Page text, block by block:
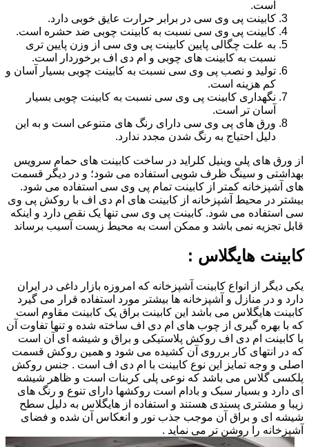
است.
کابینت پی وی سی در برابر حرارت عایق خوبی دارد.
کابینت پی وی سی نسبت به کابینت چوبی ضد حشره است.
به علت چگالی پایین کابینت پی وی سی از وزن پایین تری
نسبت به کابینت های چوبی و ام دی اف برخوردار است.
تولید و نصب پی وی سی نسبت به کابینت چوبی بسیار آسان و
کم هزینه است.
نگهداری کابینت پی وی سی نسبت به کابینت چوبی بسیار
آسان تر است.
ورق های پی وی سی دارای رنگ های متنوعی است و به این
دلیل احتیاج به رنگ شدن مجدد ندارد.
از ورق های پلی وینیل کلراید در ساخت کابینت های حمام سرویس
بهداشتی و سینگ ظرف شویی استفاده می شود؛ و در دیگر قسمت
های آشپزخانه کمتر از کابینت تمام پی وی سی استفاده می شود.
بیشتر در محیط آشپزخانه از کابینت های ام دی اف با روکش پی وی
سی استفاده می شود. کابینت پی وی سی تنها یک نقص دارد و اینکه
قابل تجزیه نمی باشد و ممکن است به محیط زیست آسیب برساند
کابینت هایگلاس :
یکی دیگر از انواع کابینت آشپزخانه که امروزه بازار داغی در ایران
دارد و در منازل و آشپزخانه ها بیشتر مورد استفاده قرار می گیرد
کابینت هایگلاس می باشد این کابینت براق یک کابینت مقاوم است
که با بهره گیری از چوب های ام دی اف ساخته شده و تنها تفاوت آن
با کابینت ام دی اف روکش پلاستیکی و براق و شیشه ای آن است
که در انتهای کار برروی آن کشیده می شود و همین روکش قسمت
اصلی و وجه تمایز این نوع کابینت با ام دی اف است . جنس روکش
پلکسی گلاس می باشد که نوعی پلی کربنات است و ظاهر شیشه
ای دارد و بسیار سبک و بادام است روکشها دارای تنوع و رنگ های
زیبا و مشتری پسندی هستند و استفاده از هایگلاس به دلیل سطح
شیشه ای و براق آن موجب جذب نور و انعکاس آن شده و فضای
آشپزخانه را روشن تر می نماید .